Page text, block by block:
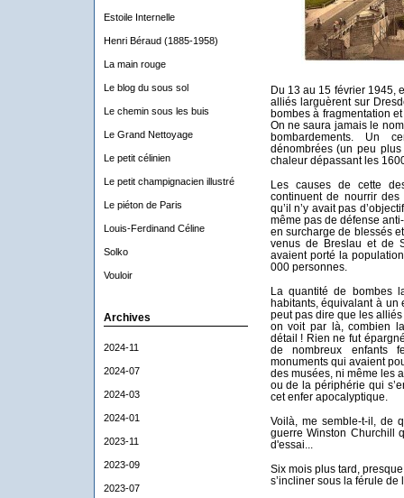
Estoile Internelle
Henri Béraud (1885-1958)
La main rouge
Le blog du sous sol
Le chemin sous les buis
Le Grand Nettoyage
Le petit célinien
Le petit champignacien illustré
Le piéton de Paris
Louis-Ferdinand Céline
Solko
Vouloir
Archives
2024-11
2024-07
2024-03
2024-01
2023-11
2023-09
2023-07
Du 13 au 15 février 1945,
alliés larguèrent sur
bombes à fragmentation
On ne saura jamais le
bombardements. Un
dénombrées (un peu
chaleur dépassant les
Les causes de cette
continuent de nourrir des
qu’il n’y avait pas
même pas de défense
en surcharge de blessés
venus de Breslau et de
avaient porté la
000 personnes.
La quantité de bombes
habitants, équivalant à
peut pas dire que les
on voit par là, combien
détail ! Rien ne fut
de nombreux enfants
monuments qui avaient
des musées, ni même les
ou de la périphérie qui
cet enfer apocalyptique.
Voilà, me semble-t-il, de
guerre Winston Churchill
d'essai...
Six mois plus tard,
s’incliner sous la férule de